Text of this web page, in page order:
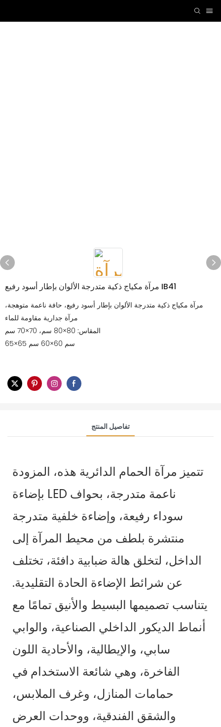
مرآة مكياج ذكية متدرجة الألوان بإطار أسود رفيع IB41
مرآة مكياج ذكية متدرجة الألوان بإطار أسود رفيع، حافة ناعمة متوهجة،
مرآة جدارية مقاومة للماء
المقاس:
65×65 سم 60×60 سم
تفاصيل المنتج
تتميز مرآة الحمام الدائرية هذه، المزودة
بإضاءة LED ناعمة متدرجة، بحواف
سوداء رفيعة، وإضاءة خلفية متدرجة
منتشرة بلطف من محيط المرآة إلى
الداخل، لتخلق هالة ضبابية دافئة، تختلف
عن شرائط الإضاءة الحادة التقليدية.
يتناسب تصميمها البسيط والأنيق تمامًا مع
أنماط الديكور الداخلي الصناعية، والوابي
سابي، والإيطالية، والأحادية اللون
الفاخرة، وهي شائعة الاستخدام في
حمامات المنازل، وغرف الملابس،
والشقق الفندقية، ووحدات العرض